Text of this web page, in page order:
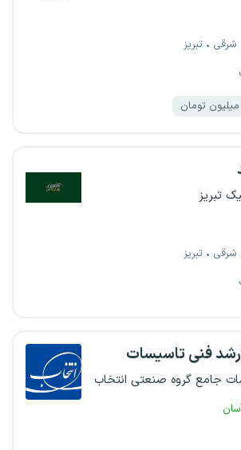
شرقی
تبریز
تبریز
شرقی
تبریز
فنی تاسیسات
جامع گروه صنعتی انتخاب